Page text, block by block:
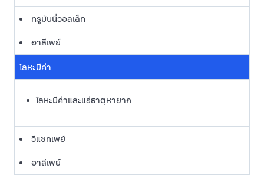
ทรูมันนี่วอลเล็ท
อาลีเพย์
โลหะมีค่า
โลหะมีค่าและแร่ธาตุหายาก
วีแชทเพย์
อาลีเพย์